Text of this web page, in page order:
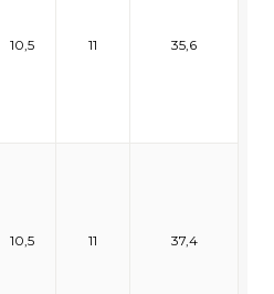
10,5 11 35,6
10,5 11 37,4